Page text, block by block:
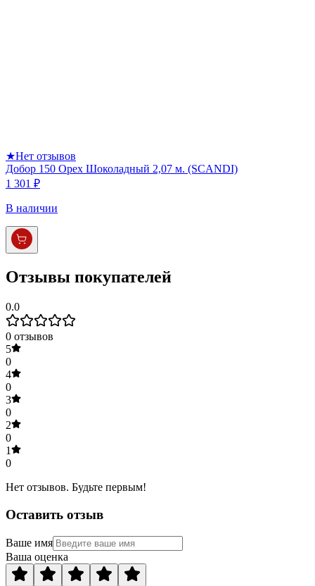
★Нет отзывов
Добор 150 Орех Шоколадный 2,07 м. (SCANDI)
1 301 ₽
В наличии
Отзывы покупателей
0.0
0 отзывов
5
0
4
0
3
0
2
0
1
0
Нет отзывов. Будьте первым!
Оставить отзыв
Ваше имя
Ваша оценка